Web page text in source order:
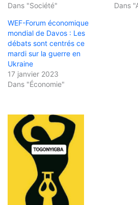
Dans "Société"
Dans
WEF-Forum économique
mondial de Davos : Les
débats sont centrés ce
mardi sur la guerre en
Ukraine
17 janvier 2023
Dans "Économie"